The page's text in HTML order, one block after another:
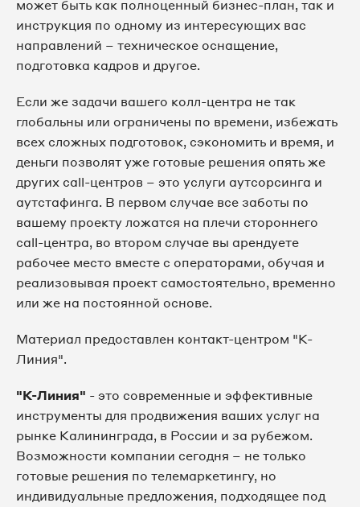
может быть как полноценный бизнес-план, так и
инструкция по одному из интересующих вас
направлений – техническое оснащение,
подготовка кадров и другое.
Если же задачи вашего колл-центра не так
глобальны или ограничены по времени, избежать
всех сложных подготовок, сэкономить и время, и
деньги позволят уже готовые решения опять же
других call-центров – это услуги аутсорсинга и
аутстафинга. В первом случае все заботы по
вашему проекту ложатся на плечи стороннего
call-центра, во втором случае вы арендуете
рабочее место вместе с операторами, обучая и
реализовывая проект самостоятельно, временно
или же на постоянной основе.
Материал предоставлен контакт-центром "К-
Линия".
"К-Линия" - это современные и эффективные
инструменты для продвижения ваших услуг на
рынке Калининграда, в России и за рубежом.
Возможности компании сегодня – не только
готовые решения по телемаркетингу, но
индивидуальные предложения, подходящее под